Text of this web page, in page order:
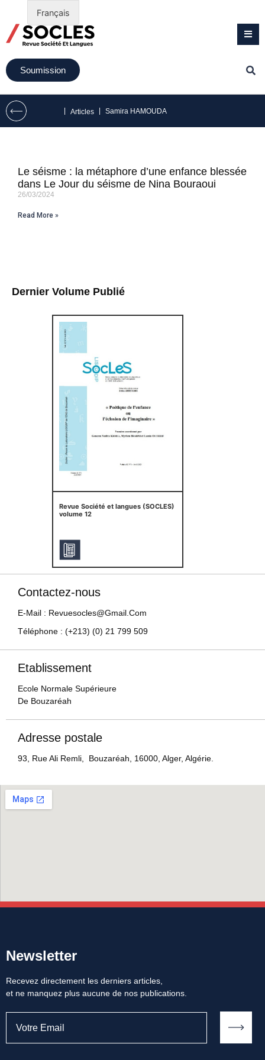
Soumission
Articles Samira HAMOUDA
Dernier Volume Publié
Revue Société et langues (SOCLES)
volume 12
Le séisme : la métaphore d’une enfance blessée
dans Le Jour du séisme de Nina Bouraoui
26/03/2024
Read More »
Contactez-nous
E-Mail : Revuesocles@gmail.com
Téléphone : (+213) (0) 21 799 509
Etablissement
Ecole Normale Supérieure
De Bouzaréah
Adresse postale
93, Rue Ali Remli, Bouzaréah, 16000, Alger, Algérie.
Newsletter
Recevez directement les derniers articles,
et ne manquez plus aucune de nos publications.
Français